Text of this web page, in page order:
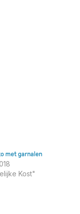
met garnalen
Kost"